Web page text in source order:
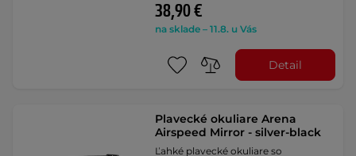
38,90 €
na sklade – 11.8. u Vás
Detail
Plavecké okuliare Arena
Airspeed Mirror - silver-black
Ľahké plavecké okuliare so